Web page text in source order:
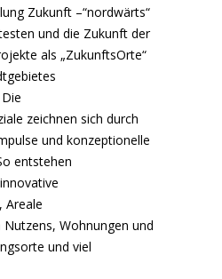
Zukunft –“nordwärts“
und die Zukunft der
als „ZukunftsOrte“
zeichnen sich durch
und konzeptionelle
entstehen
Areale
Wohnungen und
und viel